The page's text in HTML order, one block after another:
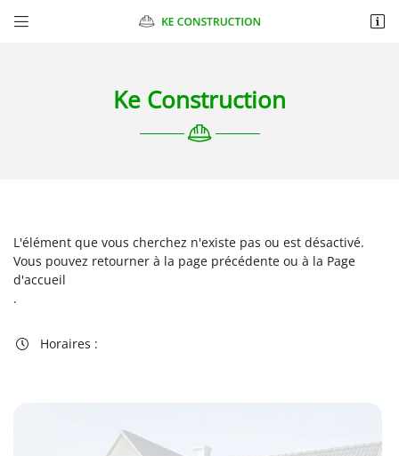
 
Chantelauve
Adresse email de réception
Ke Construction
L'élément que vous cherchez n'existe pas ou est désactivé.
Vous pouvez retourner à la page précédente ou à la Page
d'accueil
.
 Horaires :